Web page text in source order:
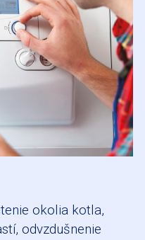
okolia kotla,
odvzdušnenie